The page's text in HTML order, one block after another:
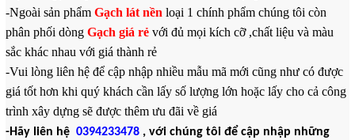
-Ngoài sản phẩm Gạch lát nền loại 1 chính phẩm chúng tôi còn
phân phối dòng Gạch giá rẻ với đủ mọi kích cỡ ,chất liệu và màu
sắc khác nhau với giá thành rẻ
-Vui lòng liên hệ để cập nhập nhiều mẫu mã mới cũng như có được
giá tốt hơn khi quý khách cần lấy số lượng lớn hoặc lấy cho cả công
trình xây dựng sẽ được thêm ưu đãi về giá
-Hãy liên hệ 0394233478, với chúng tôi để cập nhập những